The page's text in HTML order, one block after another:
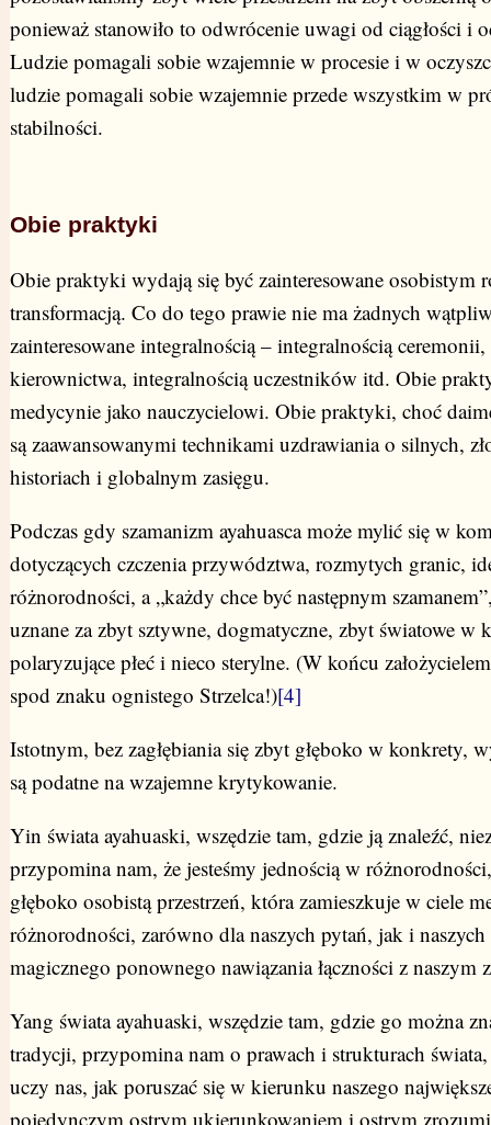
ponieważ stanowiło to odwrócenie uwagi od ciągłości i
Ludzie pomagali sobie wzajemnie w procesie i w
ludzie pomagali sobie wzajemnie przede wszystkim w
stabilności.
Obie praktyki
Obie praktyki wydają się być zainteresowane osobistym
transformacją. Co do tego prawie nie ma żadnych
zainteresowane integralnością – integralnością
kierownictwa, integralnością uczestników itd. Obie
medycynie jako nauczycielowi. Obie praktyki, choć
są zaawansowanymi technikami uzdrawiania o silnych,
historiach i globalnym zasięgu.
Podczas gdy szamanizm ayahuasca może mylić się w
dotyczących czczenia przywództwa, rozmytych granic,
różnorodności, a „każdy chce być następnym
uznane za zbyt sztywne, dogmatyczne, zbyt światowe w
polaryzujące płeć i nieco sterylne. (W końcu
spod znaku ognistego Strzelca!)[4]
Istotnym, bez zagłębiania się zbyt głęboko w konkrety,
są podatne na wzajemne krytykowanie.
Yin świata ayahuaski, wszędzie tam, gdzie ją znaleźć,
przypomina nam, że jesteśmy jednością w
głęboko osobistą przestrzeń, która zamieszkuje w ciele
różnorodności, zarówno dla naszych pytań, jak i
magicznego ponownego nawiązania łączności z naszym
Yang świata ayahuaski, wszędzie tam, gdzie go można
tradycji, przypomina nam o prawach i strukturach
uczy nas, jak poruszać się w kierunku naszego
pojedynczym ostrym ukierunkowaniem i ostrym